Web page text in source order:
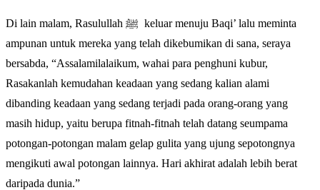
Di lain malam, Rasulullah ﷺ keluar menuju Baqi’ lalu meminta
ampunan untuk mereka yang telah dikebumikan di sana, seraya
bersabda, “Assalamilalaikum, wahai para penghuni kubur,
Rasakanlah kemudahan keadaan yang sedang kalian alami
dibanding keadaan yang sedang terjadi pada orang-orang yang
masih hidup, yaitu berupa fitnah-fitnah telah datang seumpama
potongan-potongan malam gelap gulita yang ujung sepotongnya
mengikuti awal potongan lainnya. Hari akhirat adalah lebih berat
daripada dunia.”